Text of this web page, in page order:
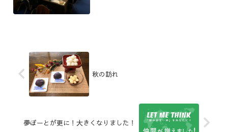
秋の訪れ
夢ぽーとが更に！大きくなりました！